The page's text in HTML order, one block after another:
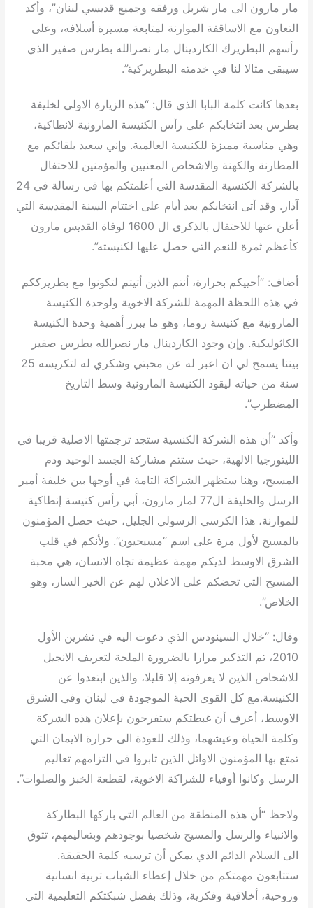
مار مارون الى مار شربل ورفقه وجميع قديسي لبنان”، وأكد
التعاون مع الاساقفة الموارنة لمتابعة مسيرة أسلافه، وعلى
رأسهم البطريرك الكاردينال مار نصرالله بطرس صفير الذي
سيبقى مثالا لنا في خدمته البطريركية”.
بعدها كانت كلمة البابا الذي قال: “هذه الزيارة الاولى لخليفة
بطرس بعد انتخابكم على رأس الكنيسة المارونية لانطاكية،
وهي مناسبة مميزة للكنيسة العالمية. وإني سعيد بلقائكم مع
المطارنة والكهنة والاشخاص المعنيين والمؤمنين للاحتفال
بالشركة الكنسية المقدسة التي أعلمتكم بها في رسالة في 24
آذار. وقد أتى انتخابكم بعد أيام على اختتام السنة المقدسة التي
أعلن عنها للاحتفال بالذكرى ال 1600 لوفاة القديس مارون
كأعظم ثمرة للنعم التي حصل عليها لكنيسته”.
أضاف: “أحييكم بحرارة، أنتم الذين أتيتم لتكونوا مع بطريرككم
في هذه اللحظة المهمة للشركة الاخوية ولوحدة الكنيسة
المارونية مع كنيسة روما، وهو ما يبرز أهمية وحدة الكنيسة
الكاثوليكية. وإن وجود الكاردينال مار نصرالله بطرس صفير
بيننا يسمح لي ان اعبر له عن محبتي وشكري له لتكريسه 25
سنة من حياته ليقود الكنيسة المارونية وسط التاريخ
المضطرب”.
وأكد “أن هذه الشركة الكنسية ستجد ترجمتها الاصلية قريبا في
الليتورجيا الالهية، حيث ستتم مشاركة الجسد الوحيد ودم
المسيح، وهنا ستظهر الشراكة التامة في أوجها بين خليفة أمير
الرسل والخليفة ال77 لمار مارون، أبي رأس كنيسة إنطاكية
للموارنة، هذا الكرسي الرسولي الجليل، حيث حصل المؤمنون
بالمسيح لأول مرة على اسم “مسيحيون”. ولأنكم في قلب
الشرق الاوسط لديكم مهمة عظيمة تجاه الانسان، هي محبة
المسيح التي تحضكم على الاعلان لهم عن الخير السار، وهو
الخلاص”.
وقال: “خلال السينودس الذي دعوت اليه في تشرين الأول
2010، تم التذكير مرارا بالضرورة الملحة لتعريف الانجيل
للاشخاص الذين لا يعرفونه إلا قليلا، والذين ابتعدوا عن
الكنيسة.مع كل القوى الحية الموجودة في لبنان وفي الشرق
الاوسط، أعرف أن غبطتكم ستفرحون بإعلان هذه الشركة
وكلمة الحياة وعيشهما، وذلك للعودة الى حرارة الايمان التي
تمتع بها المؤمنون الاوائل الذين ثابروا في التزامهم تعاليم
الرسل وكانوا أوفياء للشراكة الاخوية، لقطعة الخبز والصلوات”.
ولاحظ “أن هذه المنطقة من العالم التي باركها البطاركة
والانبياء والرسل والمسيح شخصيا بوجودهم وبتعاليمهم، تتوق
الى السلام الدائم الذي يمكن أن ترسيه كلمة الحقيقة.
ستتابعون مهمتكم من خلال إعطاء الشباب تربية انسانية
وروحية، أخلاقية وفكرية، وذلك بفضل شبكتكم التعليمية التي